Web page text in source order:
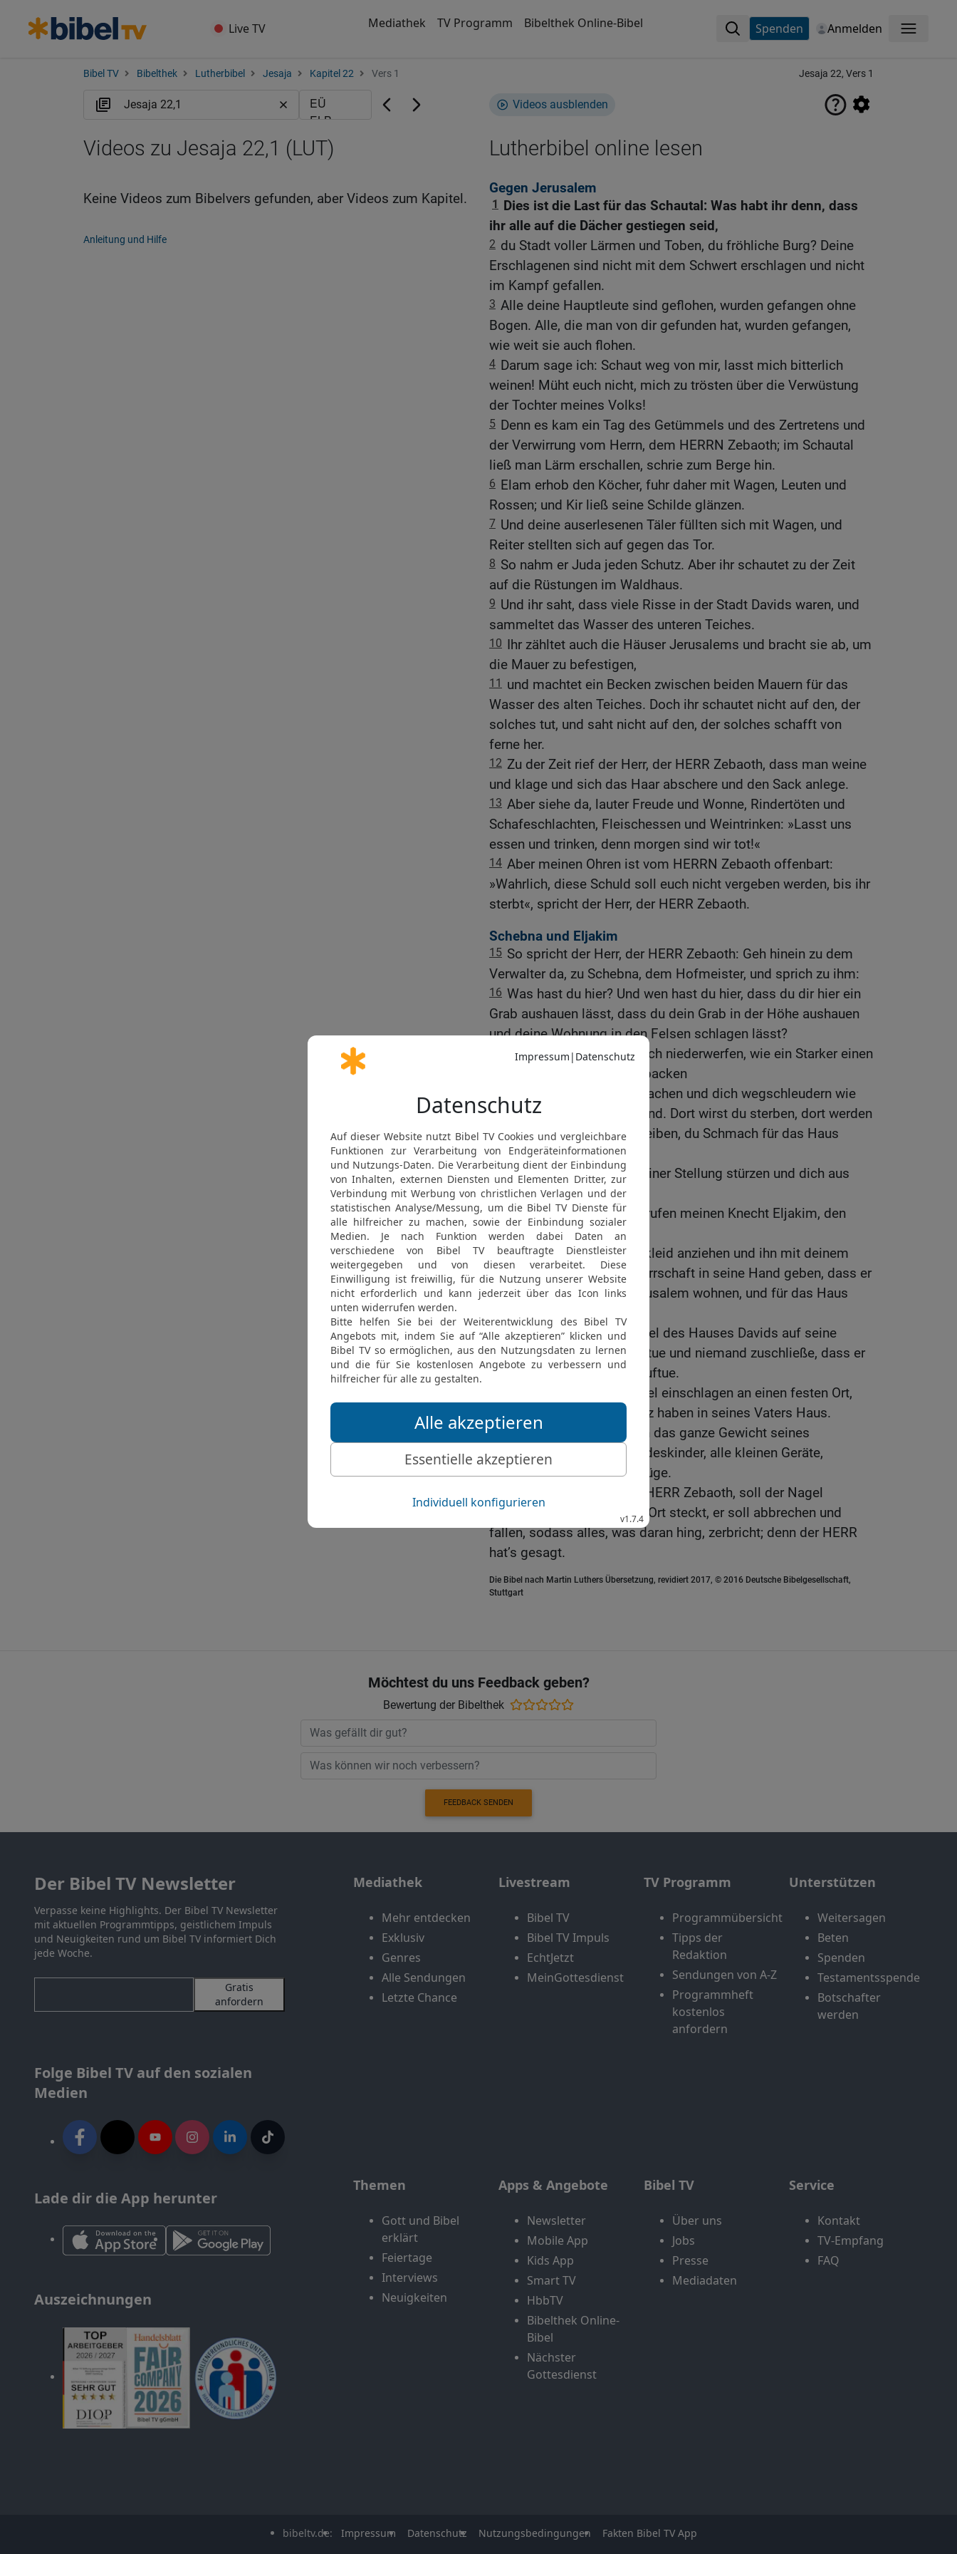
Live TV Mediathek TV Programm Bibelthek Online-Bibel Spenden Anmelden Menü
Bibel TV Bibelthek Lutherbibel Jesaja Kapitel 22 Vers 1 Jesaja 22, Vers 1
Videos ausblenden
Lutherbibel online lesen
Gegen Jerusalem
1
Dies ist die Last für das Schautal: Was habt ihr denn, dass
ihr alle auf die Dächer gestiegen seid,
2 du Stadt voller Lärmen und Toben, du fröhliche Burg? Deine
Erschlagenen sind nicht mit dem Schwert erschlagen und nicht
im Kampf gefallen.
3 Alle deine Hauptleute sind geflohen, wurden gefangen ohne
Bogen. Alle, die man von dir gefunden hat, wurden gefangen,
wie weit sie auch flohen.
4 Darum sage ich: Schaut weg von mir, lasst mich bitterlich
weinen! Müht euch nicht, mich zu trösten über die Verwüstung
der Tochter meines Volks!
5 Denn es kam ein Tag des Getümmels und des Zertretens und
der Verwirrung vom Herrn, dem HERRN Zebaoth; im Schautal
ließ man Lärm erschallen, schrie zum Berge hin.
6 Elam erhob den Köcher, fuhr daher mit Wagen, Leuten und
Rossen; und Kir ließ seine Schilde glänzen.
7 Und deine auserlesenen Täler füllten sich mit Wagen, und
Reiter stellten sich auf gegen das Tor.
8 So nahm er Juda jeden Schutz. Aber ihr schautet zu der Zeit
auf die Rüstungen im Waldhaus.
9 Und ihr saht, dass viele Risse in der Stadt Davids waren, und
sammeltet das Wasser des unteren Teiches.
10 Ihr zähltet auch die Häuser Jerusalems und bracht sie ab, um
die Mauer zu befestigen,
11
und machtet ein Becken zwischen beiden Mauern für das
Wasser des alten Teiches. Doch ihr schautet nicht auf den, der
solches tut, und saht nicht auf den, der solches schafft von
ferne her.
12 Zu der Zeit rief der Herr, der HERR Zebaoth, dass man weine
und klage und sich das Haar abschere und den Sack anlege.
13 Aber siehe da, lauter Freude und Wonne, Rindertöten und
Schafeschlachten, Fleischessen und Weintrinken: »Lasst uns
essen und trinken, denn morgen sind wir tot!«
14 Aber meinen Ohren ist vom HERRN Zebaoth offenbart:
»Wahrlich, diese Schuld soll euch nicht vergeben werden, bis ihr
sterbt«, spricht der Herr, der HERR Zebaoth.
Schebna und Eljakim
15 So spricht der Herr, der HERR Zebaoth: Geh hinein zu dem
Verwalter da, zu Schebna, dem Hofmeister, und sprich zu ihm:
16 Was hast du hier? Und wen hast du hier, dass du dir hier ein
Grab aushauen lässt, dass du dein Grab in der Höhe aushauen
und deine Wohnung in den Felsen schlagen lässt?
Siehe, der HERR wird dich niederwerfen, wie ein Starker einen
niederwirft, und wird dich packen
und dich zum Knäuel machen und dich wegschleudern wie
eine Kugel in ein weites Land. Dort wirst du sterben, dort werden
deine kostbaren Wagen bleiben, du Schmach für das Haus
deines Herrn!
19 Und ich will dich aus deiner Stellung stürzen und dich aus
deinem Amt stoßen.
20 Und zu der Zeit will ich rufen meinen Knecht Eljakim, den
Sohn Hilkijas,
21 und will ihm dein Amtskleid anziehen und ihn mit deinem
Gürtel gürten und deine Herrschaft in seine Hand geben, dass er
Vater sei für die, die in Jerusalem wohnen, und für das Haus
22 Und ich will die Schlüssel des Hauses Davids auf seine
Schulter legen, dass er auftue und niemand zuschließe, dass er
zuschließe und niemand auftue.
Und ich will ihn als Nagel einschlagen an einen festen Ort,
und er soll einen Ehrenplatz haben in seines Vaters Haus.
24 An ihn wird man hängen das ganze Gewicht seines
Vaterhauses, Kind und Kindeskinder, alle kleinen Geräte,
Trinkgefäße und allerlei Krüge.
Zu der Zeit, spricht der HERR Zebaoth, soll der Nagel
nachgeben, der am festen Ort steckt, er soll abbrechen und
fallen, sodass alles, was daran hing, zerbricht; denn der HERR
hat’s gesagt.
Die Bibel nach Martin Luthers Übersetzung, revidiert 2017, © 2016 Deutsche Bibelgesellschaft,
Stuttgart
Videos zu Jesaja 22,1 (LUT)
Keine Videos zum Bibelvers gefunden, aber Videos zum Kapitel.
Anleitung und Hilfe
Möchtest du uns Feedback geben?
Bewertung der Bibelthek
FEEDBACK SENDEN
Der Bibel TV Newsletter
Verpasse keine Highlights. Der Bibel TV Newsletter
mit aktuellen Programmtipps, geistlichem Impuls
und Neuigkeiten rund um Bibel TV informiert Dich
jede Woche.
Gratis
anfordern
Folge Bibel TV auf den sozialen
Medien
Lade dir die App herunter
Auszeichnungen
Mediathek
Mehr entdecken
Exklusiv
Genres
Alle Sendungen
Letzte Chance
Livestream
Bibel TV
Bibel TV Impuls
EchtJetzt
MeinGottesdienst
TV Programm
Programmübersicht
Tipps der
Redaktion
Sendungen von A-Z
Programmheft
kostenlos
anfordern
Unterstützen
Weitersagen
Beten
Spenden
Testamentsspende
Botschafter
werden
Themen
Gott und Bibel
erklärt
Feiertage
Interviews
Neuigkeiten
Apps & Angebote
Newsletter
Mobile App
Kids App
Smart TV
HbbTV
Bibelthek Online-
Bibel
Nächster
Gottesdienst
Bibel TV
Über uns
Jobs
Presse
Mediadaten
Service
Kontakt
TV-Empfang
FAQ
bibeltv.de: Impressum Datenschutz Nutzungsbedingungen Fakten Bibel TV App